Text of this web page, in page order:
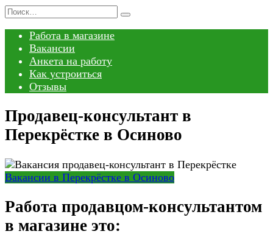
Перейти
содержанию
Search
Работа в магазине
Вакансии
Анкета на работу
Как устроиться
Отзывы
Продавец-консультант в
Перекрёстке в Осиново
Вакансии в Перекрёстке в Осиново
Работа продавцом-консультантом
в магазине это: